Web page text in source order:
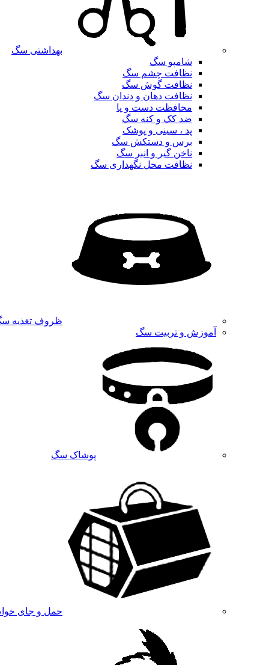
بهداشتی سگ
شامپو سگ
نظافت چشم سگ
نظافت گوش سگ
نظافت دهان و دندان سگ
محافظت دست و پا
ضد کک و کنه سگ
پد ، سینی و پوشک
برس و دستکش سگ
ناخن گیر و انبر سگ
نظافت محل نگهداری سگ
ظروف تغذیه
آموزش و تربیت سگ
پوشاک سگ
حمل و جای